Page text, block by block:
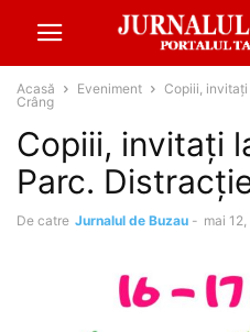
Acasă Eveniment
Copiii,
Crâng
Copiii, invitați
Parc.
De catre Jurnalul de Buzau - mai